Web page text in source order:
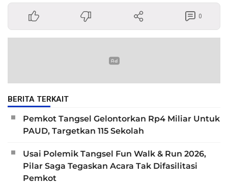
0
BERITA TERKAIT
Pemkot Tangsel Gelontorkan Rp4 Miliar Untuk
PAUD, Targetkan 115 Sekolah
Usai Polemik Tangsel Fun Walk & Run 2026,
Pilar Saga Tegaskan Acara Tak Difasilitasi
Pemkot